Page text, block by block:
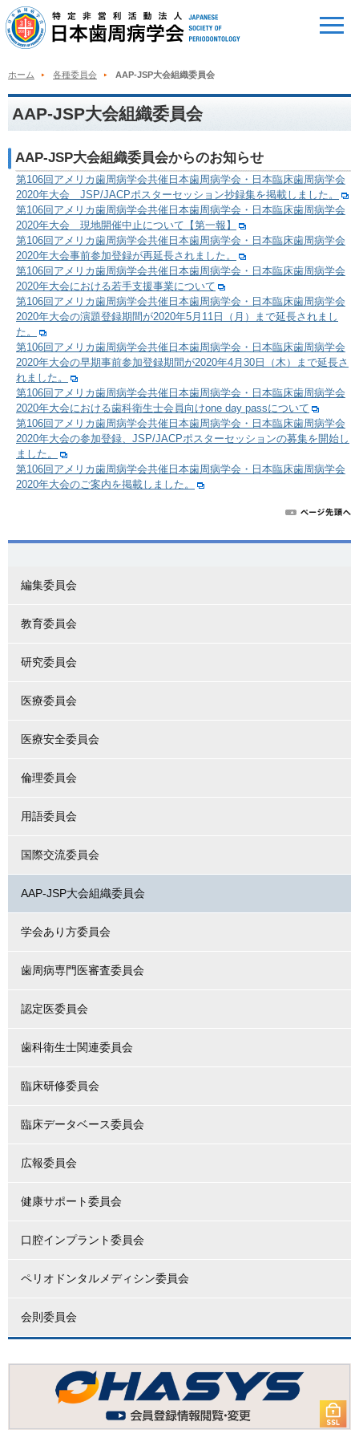
ホーム 各種委員会 AAP-JSP大会組織委員会
AAP-JSP大会組織委員会
AAP-JSP大会組織委員会からのお知らせ
第106回アメリカ歯周病学会共催日本歯周病学会・日本臨床歯周病学会
2020年大会 JSP/JACPポスターセッション抄録集を掲載しました。
第106回アメリカ歯周病学会共催日本歯周病学会・日本臨床歯周病学会
2020年大会 現地開催中止について【第一報】
第106回アメリカ歯周病学会共催日本歯周病学会・日本臨床歯周病学会
2020年大会事前参加登録が再延長されました。
第106回アメリカ歯周病学会共催日本歯周病学会・日本臨床歯周病学会
2020年大会における若手支援事業について
第106回アメリカ歯周病学会共催日本歯周病学会・日本臨床歯周病学会
2020年大会の演題登録期間が2020年5月11日（月）まで延長されまし
た。
第106回アメリカ歯周病学会共催日本歯周病学会・日本臨床歯周病学会
2020年大会の早期事前参加登録期間が2020年4月30日（木）まで延長さ
れました。
第106回アメリカ歯周病学会共催日本歯周病学会・日本臨床歯周病学会
2020年大会における歯科衛生士会員向けone day passについて
第106回アメリカ歯周病学会共催日本歯周病学会・日本臨床歯周病学会
2020年大会の参加登録、JSP/JACPポスターセッションの募集を開始し
ました。
第106回アメリカ歯周病学会共催日本歯周病学会・日本臨床歯周病学会
2020年大会のご案内を掲載しました。
編集委員会
教育委員会
研究委員会
医療委員会
医療安全委員会
倫理委員会
用語委員会
国際交流委員会
AAP-JSP大会組織委員会
学会あり方委員会
歯周病専門医審査委員会
認定医委員会
歯科衛生士関連委員会
臨床研修委員会
臨床データベース委員会
広報委員会
健康サポート委員会
口腔インプラント委員会
ペリオドンタルメディシン委員会
会則委員会